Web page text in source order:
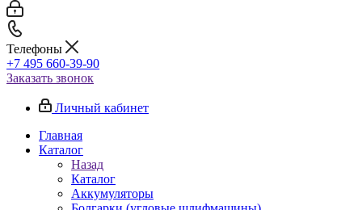
Телефоны
+7 495 660-39-90
Заказать звонок
Личный кабинет
Главная
Каталог
Назад
Каталог
Аккумуляторы